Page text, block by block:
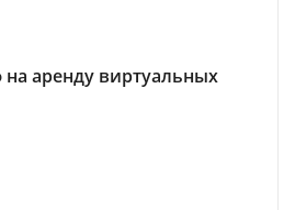
аренду виртуальных